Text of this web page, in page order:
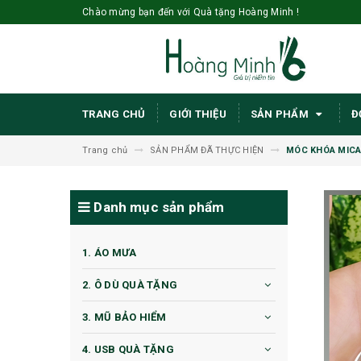
Chào mừng bạn đến với Quà tặng Hoàng Minh !
TRANG CHỦ GIỚI THIỆU SẢN PHẨM
Trang chủ SẢN PHẨM ĐÃ THỰC HIỆN MÓC KHÓA
Danh mục sản phẩm
1. ÁO MƯA
2. Ô DÙ QUÀ TẶNG
3. MŨ BẢO HIỂM
4. USB QUÀ TẶNG